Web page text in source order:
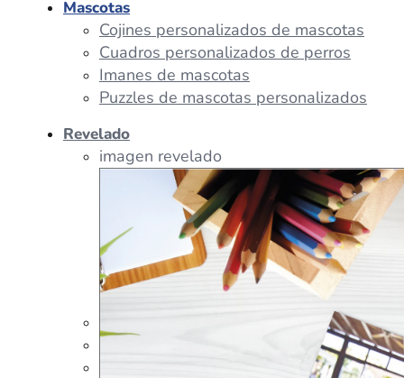
Tazas Personalizadas
Mascotas
Cojines personalizados de mascotas
Cuadros personalizados de perros
Imanes de mascotas
Puzzles de mascotas personalizados
Revelado
imagen revelado